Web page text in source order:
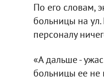
По его словам,
больницы на
персоналу
«А дальше -
больницы ее не